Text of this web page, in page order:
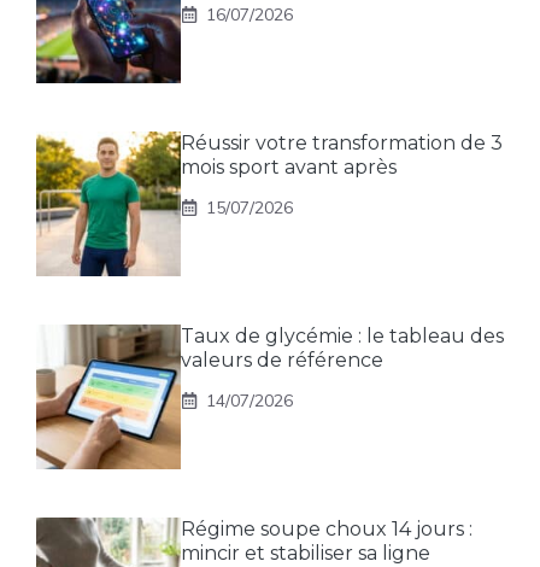
16/07/2026
Réussir votre transformation de 3
mois sport avant après
15/07/2026
Taux de glycémie : le tableau des
valeurs de référence
14/07/2026
Régime soupe choux 14 jours :
mincir et stabiliser sa ligne